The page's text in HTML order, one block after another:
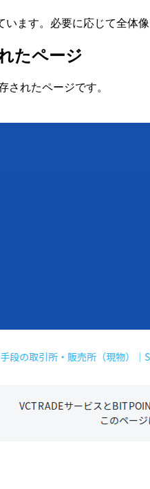
ます。必要に応じて全体像
たページ
されたページです。